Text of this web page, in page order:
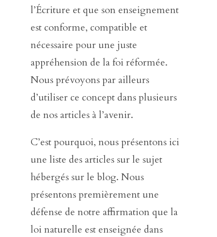
l’Écriture et que son enseignement
est conforme, compatible et
nécessaire pour une juste
appréhension de la foi réformée.
Nous prévoyons par ailleurs
d’utiliser ce concept dans plusieurs
de nos articles à l’avenir.
C’est pourquoi, nous présentons ici
une liste des articles sur le sujet
hébergés sur le blog. Nous
présentons premièrement une
défense de notre affirmation que la
loi naturelle est enseignée dans